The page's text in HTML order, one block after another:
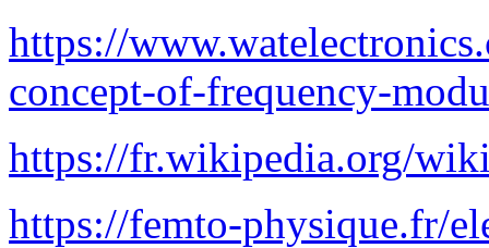
https://
concept-of-frequency-
https://fr.wikipedia.org/
https://femto-physique.fr/